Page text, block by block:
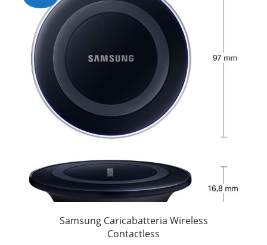
Samsung Caricabatteria Wireless
Contactless